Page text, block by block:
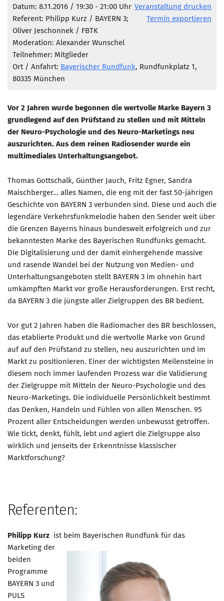
Marketing Pioniere
Arbeitsgruppen
MarketingFrauen
Münchner Marketingpreis
Mentoring
MARKETING PIONIERE
Marketing Pioniere im BVMC
CLUB-KOMMUNIKATION
Clubmagazin
MCM Club TV
MITGLIEDSCHAFT
Mitglied werden
AKTUELLES
KONTAKT
Veranstaltung drucken
Termin exportieren
Datum: 8.11.2016 / 19:30 - 21:00 Uhr
Referent: Philipp Kurz / BAYERN 3;
Oliver Jeschonnek / FBTK
Moderation: Alexander Wunschel
Teilnehmer: Mitglieder
Ort / Anfahrt: Bayerischer Rundfunk, Rundfunkplatz 1,
80335 München
Vor 2 Jahren wurde begonnen die wertvolle Marke Bayern 3
grundlegend auf den Prüfstand zu stellen und mit Mitteln
der Neuro-Psychologie und des Neuro-Marketings neu
auszurichten. Aus dem reinen Radiosender wurde ein
multimediales Unterhaltungsangebot.
Thomas Gottschalk, Günther Jauch, Fritz Egner, Sandra
Maischberger… alles Namen, die eng mit der fast 50-jährigen
Geschichte von BAYERN 3 verbunden sind. Diese und auch die
legendäre Verkehrsfunkmelodie haben den Sender weit über
die Grenzen Bayerns hinaus bundesweit erfolgreich und zur
bekanntesten Marke des Bayerischen Rundfunks gemacht.
Die Digitalisierung und der damit einhergehende massive
und rasende Wandel bei der Nutzung von Medien- und
Unterhaltungsangeboten stellt BAYERN 3 im ohnehin hart
umkämpften Markt vor große Herausforderungen. Erst recht,
da BAYERN 3 die jüngste aller Zielgruppen des BR bedient.
Vor gut 2 Jahren haben die Radiomacher des BR beschlossen,
das etablierte Produkt und die wertvolle Marke von Grund
auf auf den Prüfstand zu stellen, neu auszurichten und im
Markt zu positionieren. Einer der wichtigsten Meilensteine in
diesem noch immer laufenden Prozess war die Validierung
der Zielgruppe mit Mitteln der Neuro-Psychologie und des
Neuro-Marketings. Die individuelle Persönlichkeit bestimmt
das Denken, Handeln und Fühlen von allen Menschen. 95
Prozent aller Entscheidungen werden unbewusst getroffen.
Wie tickt, denkt, fühlt, lebt und agiert die Zielgruppe also
wirklich und jenseits der Erkenntnisse klassischer
Marktforschung?
Referenten:
Philipp Kurz ist beim Bayerischen Rundfunk für das
Marketing der
beiden
Programme
BAYERN 3 und
PULS